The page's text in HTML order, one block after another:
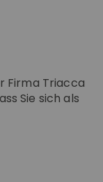
Firma Triacca
Sie sich als